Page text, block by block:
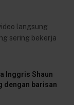
langsung
sering bekerja
Inggris Shaun
dengan barisan